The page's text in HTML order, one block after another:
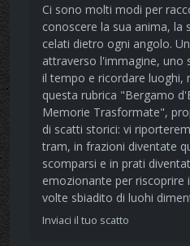
Ci sono molti modi per
conoscere la sua anima, la
celati dietro ogni angolo.
attraverso l'immagine, uno
il tempo e ricordare luoghi,
questa rubrica "Bergamo
Memorie Trasformate",
di scatti storici: vi
tram, in frazioni diventate
scomparsi e in prati
emozionante per riscoprire
volte sbiadito di luohi
Inviaci il tuo scatto